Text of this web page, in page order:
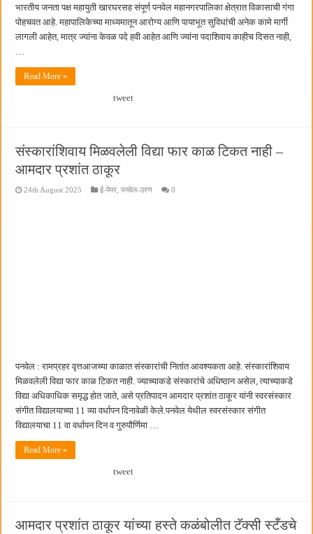
भारतीय जनता पक्ष महायुती खारघरसह संपूर्ण पनवेल महानगरपालिका क्षेत्रात विकासाची गंगा
पोहचवत आहे. महापालिकेच्या माध्यमातून आरोग्य आणि पायाभूत सुविधांची अनेक कामे मार्गी
लागली आहेत, मात्र ज्यांना केवळ पदे हवी आहेत आणि ज्यांना पदाशिवाय काहीच दिसत नाही,
…
Read More »
tweet
संस्कारांशिवाय मिळवलेली विद्या फार काळ टिकत नाही –
आमदार प्रशांत ठाकूर
24th August 2025 ई-पेपर ,पनवेल-उरण 0
पनवेल : रामप्रहर वृत्तआजच्या काळात संस्कारांची नितांत आवश्यकता आहे. संस्कारांशिवाय
मिळवलेली विद्या फार काळ टिकत नाही. ज्याच्याकडे संस्कारांचे अधिष्ठान असेल, त्याच्याकडे
विद्या अधिकाधिक समृद्ध होत जाते, असे प्रतिपादन आमदार प्रशांत ठाकूर यांनी स्वरसंस्कार
संगीत विद्यालयाच्या 11 व्या वर्धापन दिनावेळी केले.पनवेल येथील स्वरसंस्कार संगीत
विद्यालयाचा 11 वा वर्धापन दिन व गुरुपौर्णिमा …
Read More »
tweet
आमदार प्रशांत ठाकूर यांच्या हस्ते कळंबोलीत टॅक्सी स्टँडचे